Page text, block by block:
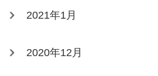
2021年1月
2020年12月